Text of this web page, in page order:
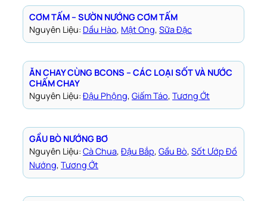
CƠM TẤM – SƯỜN NƯỚNG CƠM TẤM
Nguyên Liệu: Dầu Hào, Mật Ong, Sữa Đặc
ĂN CHAY CÙNG BCONS – CÁC LOẠI SỐT VÀ NƯỚC
CHẤM CHAY
Nguyên Liệu: Đậu Phộng, Giấm Táo, Tương Ớt
GẦU BÒ NƯỚNG BƠ
Nguyên Liệu: Cà Chua, Đậu Bắp, Gầu Bò, Sốt Ướp Đồ
Nướng, Tương Ớt